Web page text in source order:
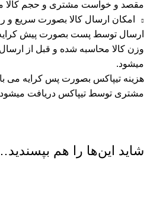
مقصد و خواست مشتری و حجم کالا
امکان ارسال کالا بصورت سریع و
ارسال توسط پست بصورت پیش کرایه
وزن کالا محاسبه شده و قبل از
میشود.
هزینه تیپاکس بصورت پس کرایه می
مشتری توسط تیپاکس دریافت
شاید این‌ها را هم